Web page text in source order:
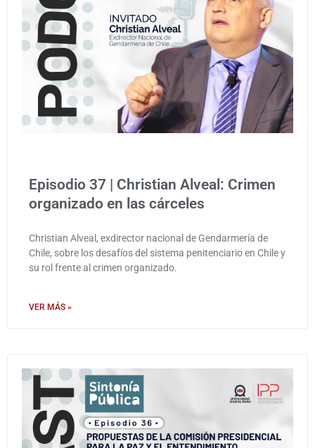
Episodio 37 | Christian Alveal: Crimen
organizado en las cárceles
Christian Alveal, exdirector nacional de Gendarmería de
Chile, sobre los desafíos del sistema penitenciario en Chile y
su rol frente al crimen organizado.
VER MÁS »